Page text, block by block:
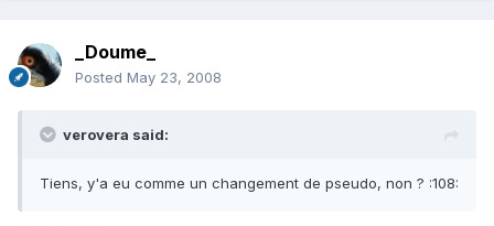
_Doume_
Posted May 23, 2008
verovera said:
Tiens, y'a eu comme un changement de pseudo, non ? :108: